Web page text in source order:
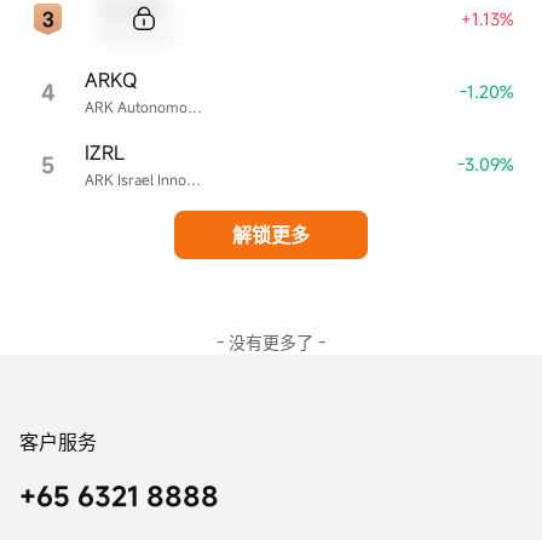
+1.13%
4 ARK Autonomous Technology & Robotics ETF
ARKQ -1.20%
5 ARK Israel Innovative Technology ETF
IZRL -3.09%
解锁更多
- 没有更多了 -
客户服务
+65 6321 8888